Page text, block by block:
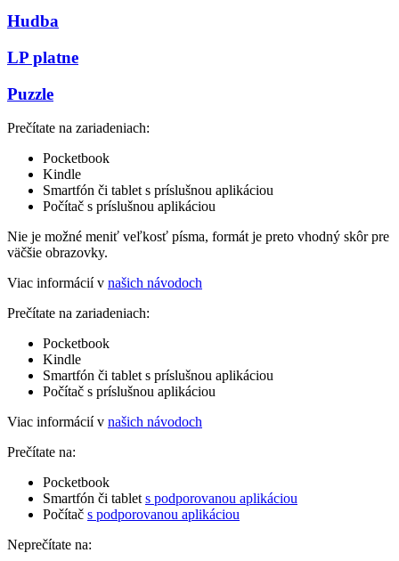
Hudba
LP platne
Puzzle
Prečítate na zariadeniach:
Pocketbook
Kindle
Smartfón či tablet s príslušnou aplikáciou
Počítač s príslušnou aplikáciou
Nie je možné meniť veľkosť písma, formát je preto vhodný skôr pre
väčšie obrazovky.
Viac informácií v našich návodoch
Prečítate na zariadeniach:
Pocketbook
Kindle
Smartfón či tablet s príslušnou aplikáciou
Počítač s príslušnou aplikáciou
Viac informácií v našich návodoch
Prečítate na:
Pocketbook
Smartfón či tablet s podporovanou aplikáciou
Počítač s podporovanou aplikáciou
Neprečítate na: